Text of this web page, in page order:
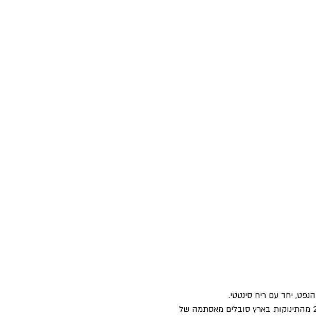
יחד עם ריח סינטטי.
שמן מינרלי גורם לבעיות בעור העדין של התינוק. לא פלא שכיום, 20% מהתינוקות בארץ סובלים מאסתמה של